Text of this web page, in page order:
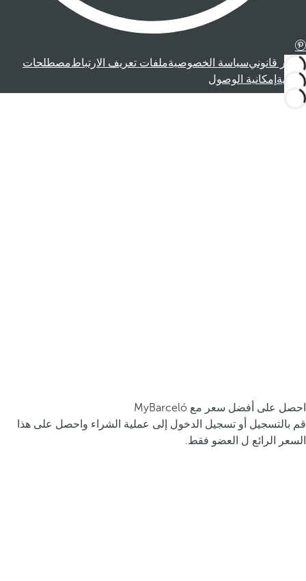
إشعار قانونيسياسة الخصوصيةملفات تعريف الارتباطمصطلحات
قانونية إمكانية الوصول
احصل على أفضل سعر مع MyBarceló
قم بالتسجيل أو تسجيل الدخول إلى عملية الشراء واحصل على هذا
السعر الرائع ل العضو فقط.